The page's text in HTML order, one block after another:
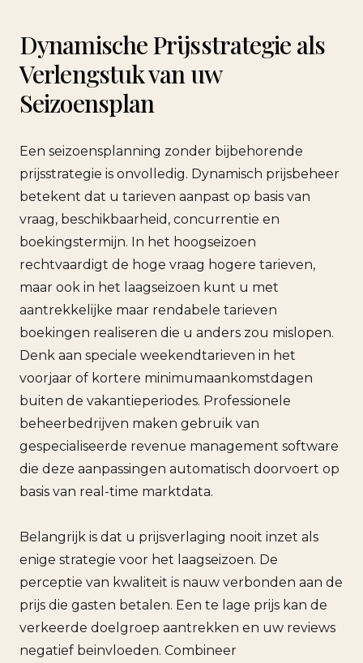
Dynamische Prijsstrategie als
Verlengstuk van uw
Seizoensplan
Een seizoensplanning zonder bijbehorende
prijsstrategie is onvolledig. Dynamisch prijsbeheer
betekent dat u tarieven aanpast op basis van
vraag, beschikbaarheid, concurrentie en
boekingstermijn. In het hoogseizoen
rechtvaardigt de hoge vraag hogere tarieven,
maar ook in het laagseizoen kunt u met
aantrekkelijke maar rendabele tarieven
boekingen realiseren die u anders zou mislopen.
Denk aan speciale weekendtarieven in het
voorjaar of kortere minimumaankomstdagen
buiten de vakantieperiodes. Professionele
beheerbedrijven maken gebruik van
gespecialiseerde revenue management software
die deze aanpassingen automatisch doorvoert op
basis van real-time marktdata.
Belangrijk is dat u prijsverlaging nooit inzet als
enige strategie voor het laagseizoen. De
perceptie van kwaliteit is nauw verbonden aan de
prijs die gasten betalen. Een te lage prijs kan de
verkeerde doelgroep aantrekken en uw reviews
negatief beinvloeden. Combineer